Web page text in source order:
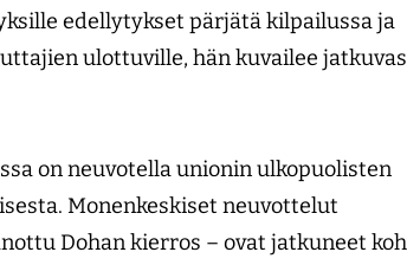
edellytykset pärjätä kilpailussa ja
ulottuville, hän kuvailee
on neuvotella unionin ulkopuolisten
Monenkeskiset neuvottelut
Dohan kierros – ovat jatkuneet